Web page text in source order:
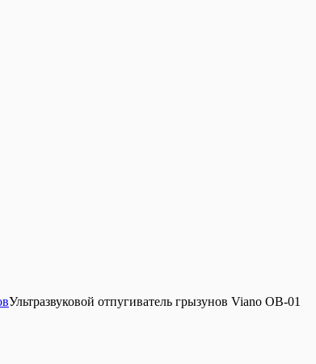
Ультразвуковой отпугиватель грызунов Viano OB-01